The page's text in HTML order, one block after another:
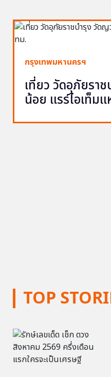
TOP
กรุงเทพมหานครฯ
เที่ยว วัดอุภัยรา
น้อย แรร์ไอเท็ม